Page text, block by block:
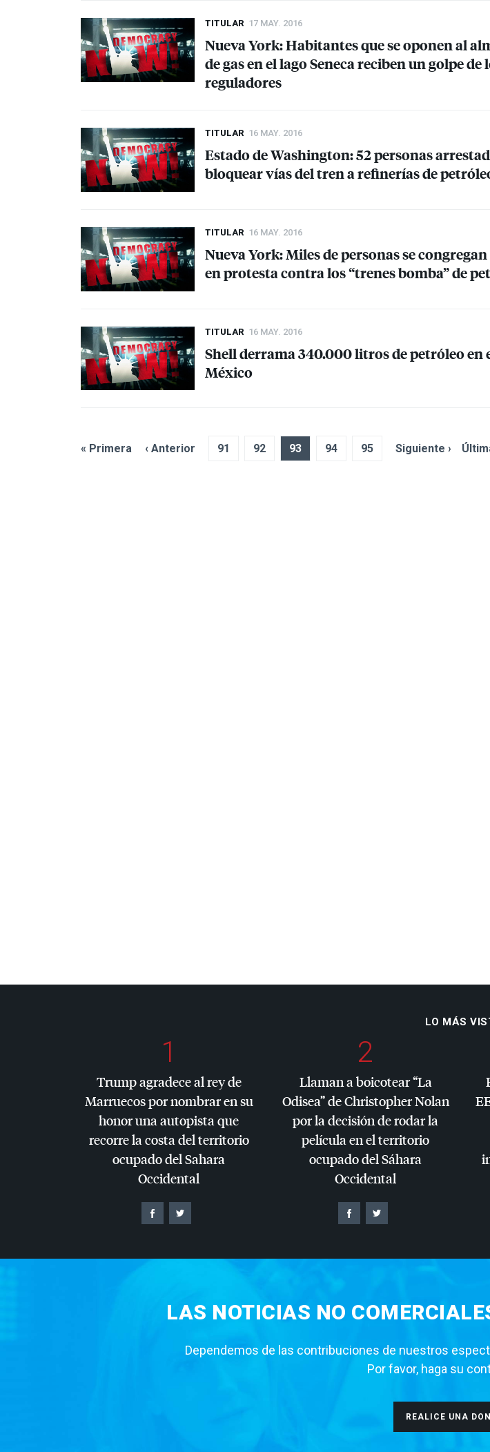
TITULAR 17 MAY. 2016
Nueva York: Habitantes que se oponen al
de gas en el lago Seneca reciben un golpe de
reguladores
TITULAR 16 MAY. 2016
Estado de Washington: 52 personas
bloquear vías del tren a refinerías de
TITULAR 16 MAY. 2016
Nueva York: Miles de personas se
en protesta contra los “trenes bomba” de
TITULAR 16 MAY. 2016
Shell derrama 340.000 litros de petróleo en
México
« Primera ‹ Anterior 91 92 93 94 95 Siguiente ›
LO MÁS
1
Trump agradece al rey de
Marruecos por nombrar en su
honor una autopista que
recorre la costa del territorio
ocupado del Sahara
Occidental
2
Llaman a boicotear “La
Odisea” de Christopher Nolan
por la decisión de rodar la
película en el territorio
ocupado del Sáhara
Occidental
LAS NOTICIAS NO
Dependemos de las contribuciones de nuestros
Por favor, haga su
REALICE UNA